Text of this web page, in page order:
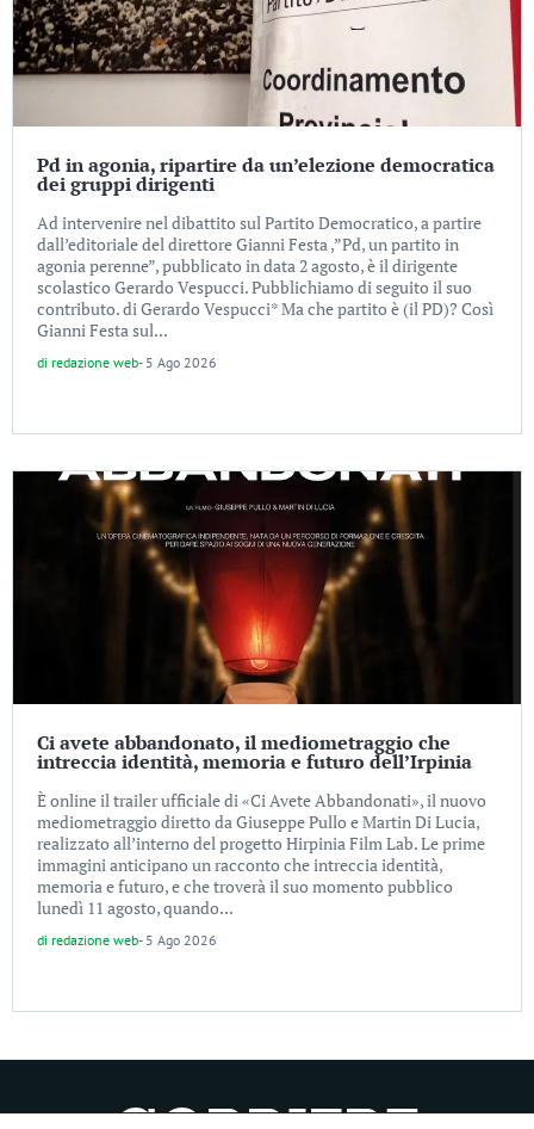
Pd in agonia, ripartire da un’elezione democratica
dei gruppi dirigenti
Ad intervenire nel dibattito sul Partito Democratico, a partire
dall’editoriale del direttore Gianni Festa ,”Pd, un partito in
agonia perenne”, pubblicato in data 2 agosto, è il dirigente
scolastico Gerardo Vespucci. Pubblichiamo di seguito il suo
contributo. di Gerardo Vespucci* Ma che partito è (il PD)? Così
Gianni Festa sul...
di redazione web- 5 Ago 2026
Ci avete abbandonato, il mediometraggio che
intreccia identità, memoria e futuro dell’Irpinia
È online il trailer ufficiale di «Ci Avete Abbandonati», il nuovo
mediometraggio diretto da Giuseppe Pullo e Martin Di Lucia,
realizzato all’interno del progetto Hirpinia Film Lab. Le prime
immagini anticipano un racconto che intreccia identità,
memoria e futuro, e che troverà il suo momento pubblico
lunedì 11 agosto, quando...
di redazione web- 5 Ago 2026